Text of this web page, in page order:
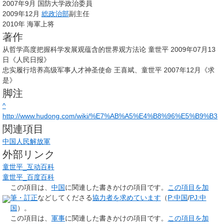
2007年9月 国防大学政治委員
2009年12月 総政治部副主任
2010年 海軍上将
著作
从哲学高度把握科学发展观蕴含的世界观方法论 童世平 2009年07月13
日《人民日报》
忠实履行培养高级军事人才神圣使命 王喜斌、童世平 2007年12月《求
是》
脚注
^
http://www.hudong.com/wiki/%E7%AB%A5%E4%B8%96%E5%B9%B3
関連項目
中国人民解放軍
外部リンク
童世平_互动百科
童世平_百度百科
この項目は、 中国に関連した書きかけの項目 です。 この項目を加
筆・訂正などしてくださる協力者を求めています （P:中国/PJ:中
国 ）。
この項目は、 軍事に関連した書きかけの項目 です。 この項目を加